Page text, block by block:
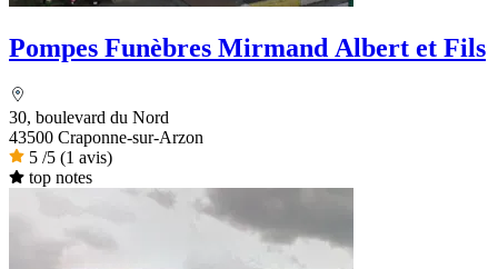
Pompes Funèbres Mirmand Albert et Fils
30, boulevard du Nord
43500 Craponne-sur-Arzon
5 /5 (1 avis)
top notes